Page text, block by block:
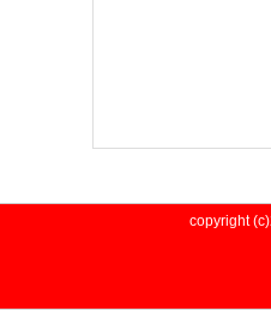
copyright